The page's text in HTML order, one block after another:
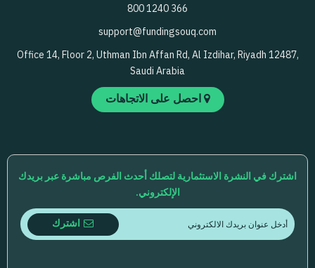
800 1240 366
support@fundingsouq.com
Office 14, Floor 2, Uthman Ibn Affan Rd, Al Izdihar, Riyadh 12487,
Saudi Arabia
احصل على الاتجاهات
اشترك في النشرة الاستثمارية لتصلك أحدث الفرص مباشرة عبر بريدك
الإلكتروني.
اشترك